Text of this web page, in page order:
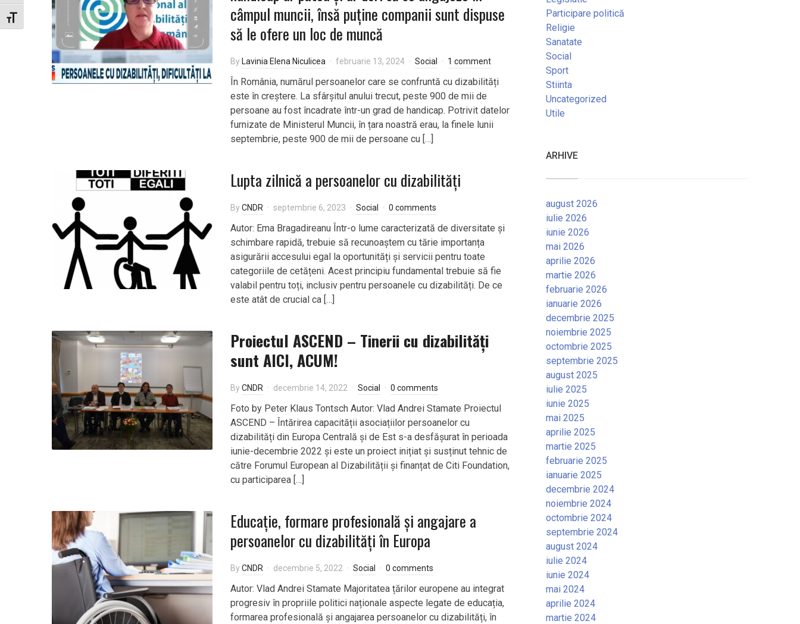
Toggle Font size
câmpul muncii, însă puține companii sunt dispuse
să le ofere un loc de muncă
By Lavinia Elena Niculicea februarie 13, 2024 Social 1 comment
În România, numărul persoanelor care se confruntă cu dizabilități
este în creștere. La sfârșitul anului trecut, peste 900 de mii de
persoane au fost încadrate într-un grad de handicap. Potrivit datelor
furnizate de Ministerul Muncii, în țara noastră erau, la finele lunii
septembrie, peste 900 de mii de persoane cu […]
Lupta zilnică a persoanelor cu dizabilități
ByCNDR septembrie 6, 2023 Social 0 comments
Autor: Ema Bragadireanu Într-o lume caracterizată de diversitate și
schimbare rapidă, trebuie să recunoaștem cu tărie importanța
asigurării accesului egal la oportunități și servicii pentru toate
categoriile de cetățeni. Acest principiu fundamental trebuie să fie
valabil pentru toți, inclusiv pentru persoanele cu dizabilități. De ce
este atât de crucial ca […]
Proiectul ASCEND – Tinerii cu dizabilități
sunt AICI, ACUM!
ByCNDR decembrie 14, 2022 Social 0 comments
Foto by Peter Klaus Tontsch Autor: Vlad Andrei Stamate Proiectul
ASCEND – Întărirea capacității asociațiilor persoanelor cu
dizabilități din Europa Centrală și de Est s-a desfășurat în perioada
iunie-decembrie 2022 și este un proiect inițiat și susținut tehnic de
către Forumul European al Dizabilității și finanțat de Citi Foundation,
cu participarea […]
Educație, formare profesională și angajare a
persoanelor cu dizabilități în Europa
ByCNDR decembrie 5, 2022 Social 0 comments
Autor: Vlad Andrei Stamate Majoritatea țărilor europene au integrat
progresiv în propriile politici naționale aspecte legate de educația,
formarea profesională și angajarea persoanelor cu dizabilități, în
Participare politică
Religie
Sanatate
Social
Sport
Stiinta
Uncategorized
Utile
ARHIVE
august 2026
iulie 2026
iunie 2026
mai 2026
aprilie 2026
martie 2026
februarie 2026
ianuarie 2026
decembrie 2025
noiembrie 2025
octombrie 2025
septembrie 2025
august 2025
iulie 2025
iunie 2025
mai 2025
aprilie 2025
martie 2025
februarie 2025
ianuarie 2025
decembrie 2024
noiembrie 2024
octombrie 2024
septembrie 2024
august 2024
iulie 2024
iunie 2024
mai 2024
aprilie 2024
martie 2024